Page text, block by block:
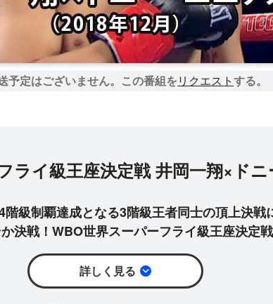
予定はございません。 この番組をリクエストする。
ライ級王座決定戦 井岡一翔×ド
級制覇達成となる3階級王者同士の頂上決戦
決戦！WBO世界スーパーフライ級王座決定
詳しく見る